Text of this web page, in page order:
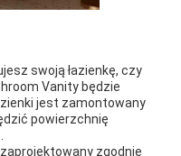
swoją łazienkę, czy
Vanity będzie
jest zamontowany
powierzchnię
zgodnie